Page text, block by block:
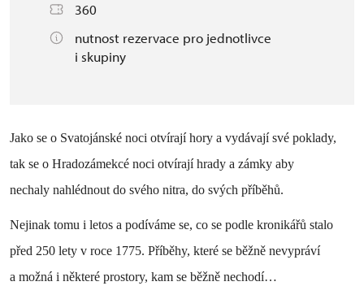
360
nutnost rezervace pro jednotlivce
i skupiny
Jako se o Svatojánské noci otvírají hory a vydávají své poklady,
tak se o Hradozámekcé noci otvírají hrady a zámky aby
nechaly nahlédnout do svého nitra, do svých příběhů.
Nejinak tomu i letos a podíváme se, co se podle kronikářů stalo
před 250 lety v roce 1775. Příběhy, které se běžně nevypráví
a možná i některé prostory, kam se běžně nechodí…